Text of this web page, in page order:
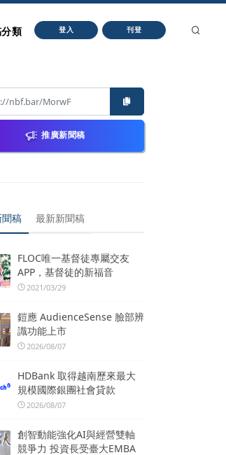
類 登入 刊登
推廣新聞稿
稿 最新新聞稿
FLOC唯一基督徒專屬交友
APP，基督徒的新福音
2021/03/29
鎧應 AudienceSense 臉部辨
識功能上市
2026/08/07
HDBank 取得越南歷來最大
規模國際銀團社會貸款
2026/08/07
創智動能強化AI與經營雙軸
競爭力 投資長受臺大EMBA